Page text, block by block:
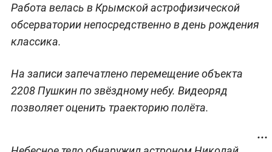
Работа велась в Крымской астрофизической
обсерватории непосредственно в день рождения
классика.
На записи запечатлено перемещение объекта
2208 Пушкин по звёздному небу. Видеоряд
позволяет оценить траекторию полёта.